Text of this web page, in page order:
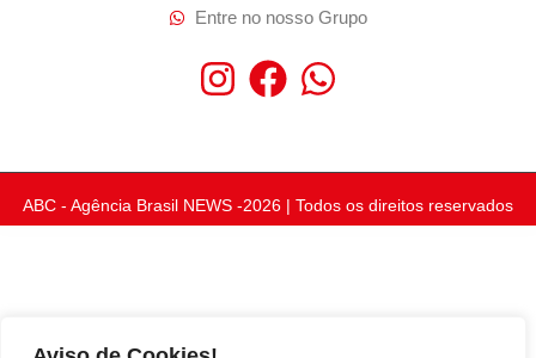
Entre no nosso Grupo
ABC - Agência Brasil NEWS -2026 | Todos os direitos reservados